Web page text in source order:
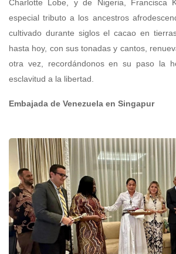
Charlotte Lobe, y de Nigeria, Francisca
especial tributo a los ancestros
cultivado durante siglos el cacao en
hasta hoy, con sus tonadas y cantos,
otra vez, recordándonos en su paso la
esclavitud a la libertad.
Embajada de Venezuela en Singapur